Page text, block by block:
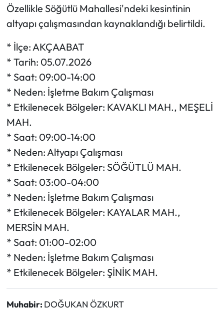
Özellikle Söğütlü Mahallesi'ndeki kesintinin
altyapı çalışmasından kaynaklandığı belirtildi.
* İlçe: AKÇAABAT
* Tarih: 05.07.2026
* Saat: 09:00-14:00
* Neden: İşletme Bakım Çalışması
* Etkilenecek Bölgeler: KAVAKLI MAH., MEŞELİ
MAH.
* Saat: 09:00-14:00
* Neden: Altyapı Çalışması
* Etkilenecek Bölgeler: SÖĞÜTLÜ MAH.
* Saat: 03:00-04:00
* Neden: İşletme Bakım Çalışması
* Etkilenecek Bölgeler: KAYALAR MAH.,
MERSİN MAH.
* Saat: 01:00-02:00
* Neden: İşletme Bakım Çalışması
* Etkilenecek Bölgeler: ŞİNİK MAH.
Muhabir: DOĞUKAN ÖZKURT